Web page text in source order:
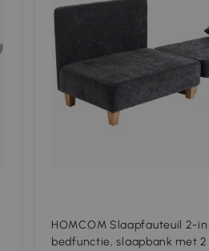
HOMCOM Slaapfauteuil 2-
bedfunctie, slaapbank met